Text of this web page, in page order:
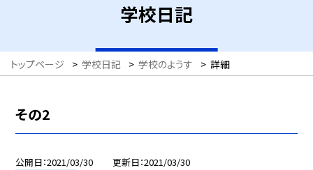
学校日記
トップページ > 学校日記 > 学校のようす > 詳細
その2
公開日 2021/03/30 更新日 2021/03/30